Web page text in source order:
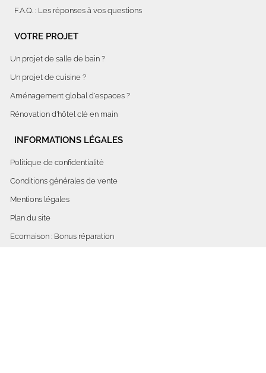
F.A.Q. : Les réponses à vos questions
VOTRE PROJET
Un projet de salle de bain ?
Un projet de cuisine ?
Aménagement global d'espaces ?
Rénovation d'hôtel clé en main
INFORMATIONS LÉGALES
Politique de confidentialité
Conditions générales de vente
Mentions légales
Plan du site
Ecomaison : Bonus réparation